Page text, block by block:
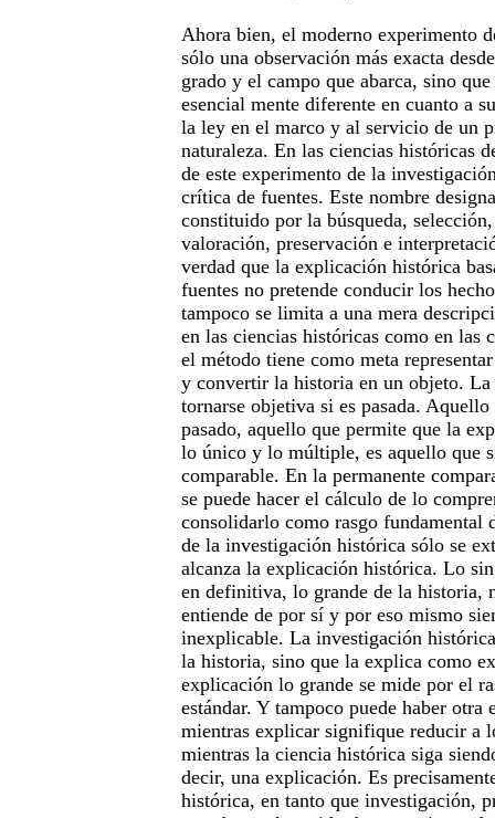
Ahora bien, el moderno experimento
sólo una observación más exacta
grado y el campo que abarca, sino
esencial mente diferente en cuanto a
la ley en el marco y al servicio de un
naturaleza. En las ciencias históricas
de este experimento de la
crítica de fuentes. Este nombre
constituido por la búsqueda,
valoración, preservación e
verdad que la explicación histórica
fuentes no pretende conducir los
tampoco se limita a una mera
en las ciencias históricas como en las
el método tiene como meta
y convertir la historia en un objeto. La
tornarse objetiva si es pasada. Aquello
pasado, aquello que permite que la
lo único y lo múltiple, es aquello que
comparable. En la permanente
se puede hacer el cálculo de lo
consolidarlo como rasgo fundamental
de la investigación histórica sólo se
alcanza la explicación histórica. Lo
en definitiva, lo grande de la historia,
entiende de por sí y por eso mismo
inexplicable. La investigación
la historia, sino que la explica como
explicación lo grande se mide por el
estándar. Y tampoco puede haber
mientras explicar signifique reducir a
mientras la ciencia histórica siga
decir, una explicación. Es
histórica, en tanto que investigación,